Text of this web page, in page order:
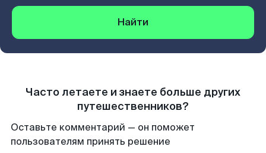
Найти
Часто летаете и знаете больше других
путешественников?
Оставьте комментарий — он поможет
пользователям принять решение